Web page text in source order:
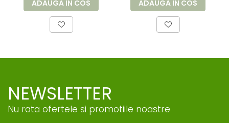
executat manual
ADAUGA IN COS
executat manual
ADAUGA IN COS
NEWSLETTER
Nu rata ofertele si promotiile noastre